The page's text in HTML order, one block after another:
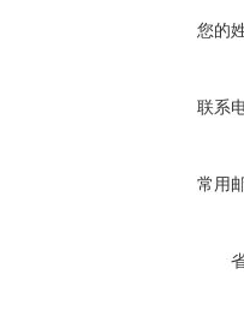
您的
联系
常用